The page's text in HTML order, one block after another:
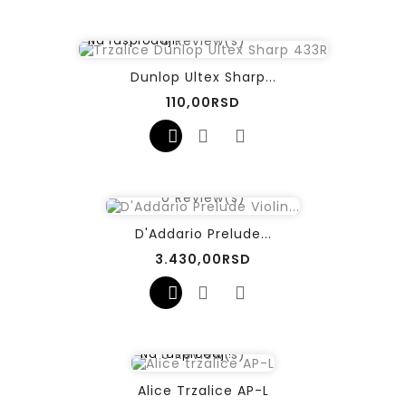
Na rasprodaji!
0Review(s)
Dunlop Ultex Sharp...
110,00RSD
0 Review(s)
D'Addario Prelude...
3.430,00RSD
Na rasprodaji!
0Review(s)
Alice Trzalice AP-L